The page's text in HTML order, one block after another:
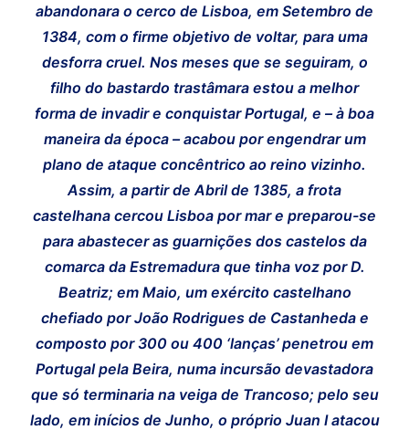
Registe-se na nossa lista de correio e receba mensalmente
no seu email os artigos do mês transacto, ilustrações e
subscrever:
Registe-se na nossa lista de correio e receba mensalmente
no seu email os artigos do mês transacto, ilustrações e
subscrever:
abandonara o cerco de Lisboa, em Setembro de
1384, com o firme objetivo de voltar, para uma
desforra cruel. Nos meses que se seguiram, o
filho do bastardo trastâmara estou a melhor
forma de invadir e conquistar Portugal, e – à boa
maneira da época – acabou por engendrar um
plano de ataque concêntrico ao reino vizinho.
Assim, a partir de Abril de 1385, a frota
castelhana cercou Lisboa por mar e preparou-se
para abastecer as guarnições dos castelos da
comarca da Estremadura que tinha voz por D.
Beatriz; em Maio, um exército castelhano
chefiado por João Rodrigues de Castanheda e
composto por 300 ou 400 ‘lanças’ penetrou em
Portugal pela Beira, numa incursão devastadora
que só terminaria na veiga de Trancoso; pelo seu
lado, em inícios de Junho, o próprio Juan I atacou